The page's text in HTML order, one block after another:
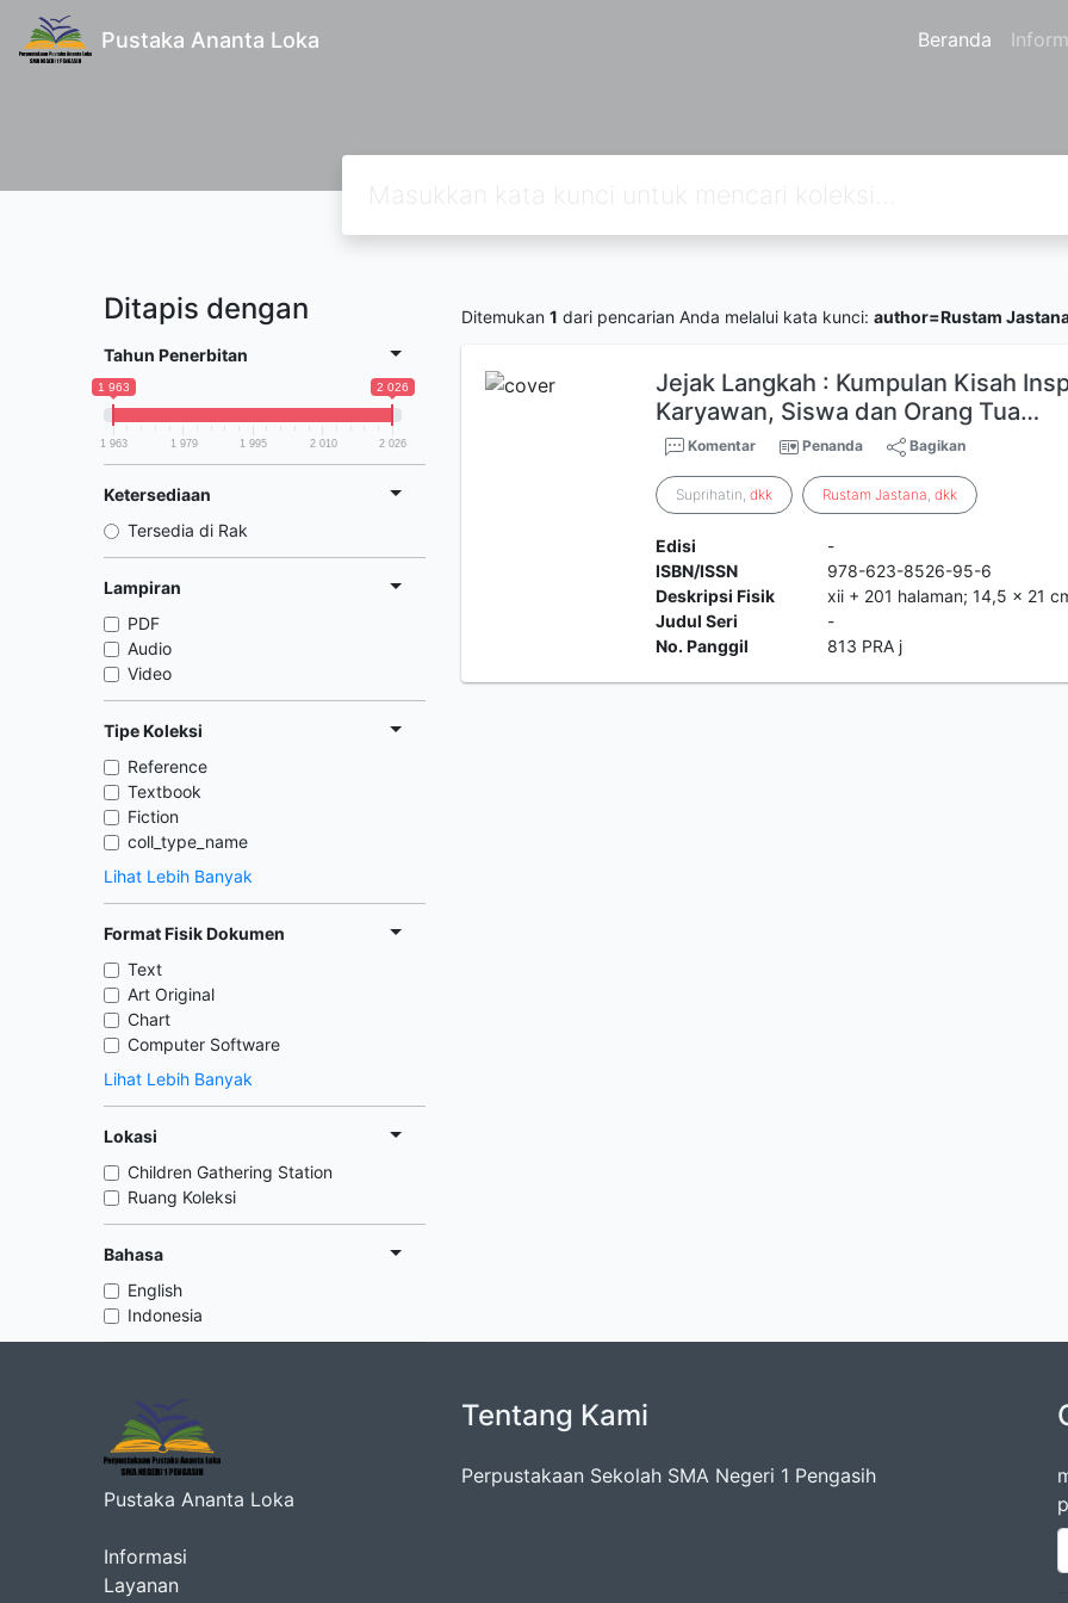
Pustaka Ananta Loka Beranda
Ditapis dengan
Tahun Penerbitan
1 963 2 026
1 963 1 979 1 995 2 010 2 026
Ketersediaan
Tersedia di Rak
Lampiran
PDF
Audio
Video
Tipe Koleksi
Reference
Textbook
Fiction
coll_type_name
Lihat Lebih Banyak
Format Fisik Dokumen
Text
Art Original
Chart
Computer Software
Lihat Lebih Banyak
Lokasi
Children Gathering Station
Ruang Koleksi
Bahasa
English
Indonesia
Ditemukan 1 dari pencarian Anda melalui kata kunci: author=Rustam
Jejak Langkah : Kumpulan Kisah
Karyawan, Siswa dan Orang Tua…
Komentar Penanda Bagikan
Suprihatin,dkk Rustam Jastana,dkk
Edisi
-
ISBN/ISSN
978-623-8526-95-6
Deskripsi Fisik
xii + 201 halaman; 14,5 x 21
Judul Seri
-
No. Panggil
813 PRA j
Pustaka Ananta Loka
Informasi
Layanan
Tentang Kami
Perpustakaan Sekolah SMA Negeri 1 Pengasih